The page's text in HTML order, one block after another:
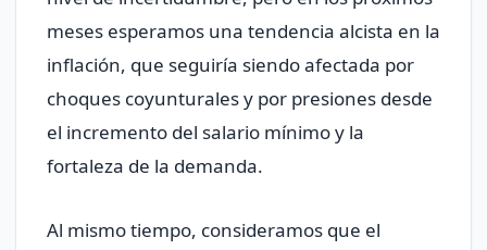
meses esperamos una tendencia alcista en la
inflación, que seguiría siendo afectada por
choques coyunturales y por presiones desde
el incremento del salario mínimo y la
fortaleza de la demanda.
Al mismo tiempo, consideramos que el